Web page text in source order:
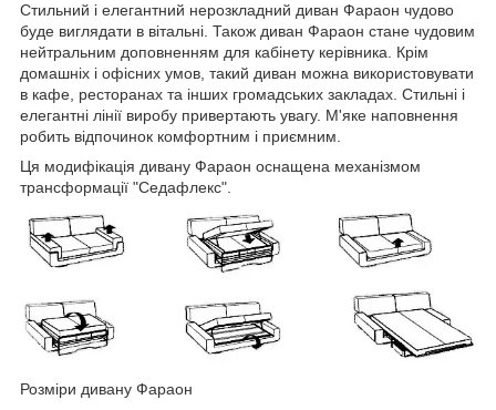
Стильний і елегантний нерозкладний диван Фараон чудово
буде виглядати в вітальні. Також диван Фараон стане чудовим
нейтральним доповненням для кабінету керівника. Крім
домашніх і офісних умов, такий диван можна використовувати
в кафе, ресторанах та інших громадських закладах. Стильні і
елегантні лінії виробу привертають увагу. М'яке наповнення
робить відпочинок комфортним і приємним.
Ця модифікація дивану Фараон оснащена механізмом
трансформації "Седафлекс".
Розміри дивану Фараон